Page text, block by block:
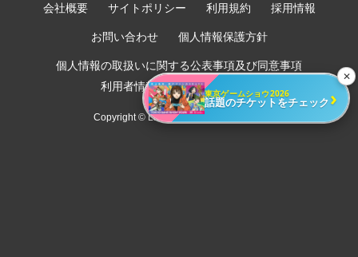
会社概要 サイトポリシー 利用規約 採用情報
お問い合わせ 個人情報保護方針
個人情報の取扱いに関する公表事項及び同意事項
利用者情報の外部送信について
Copyright © Lawson Entertainment, Inc.
✕
東京ゲームショウ2026
話題のチケットをチェック ›